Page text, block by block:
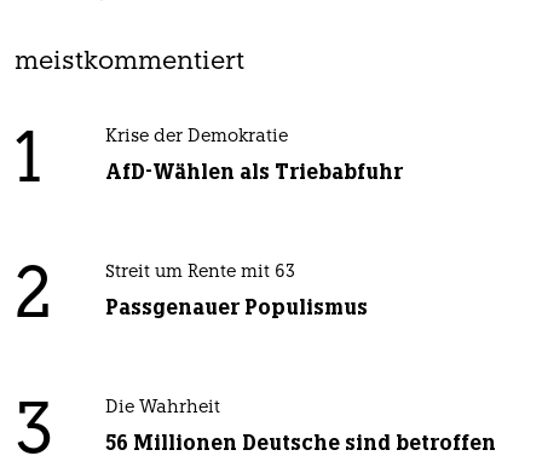
meistkommentiert
1 Krise der Demokratie
AfD-Wählen als Triebabfuhr
2 Streit um Rente mit 63
Passgenauer Populismus
3 Die Wahrheit
56 Millionen Deutsche sind betroffen